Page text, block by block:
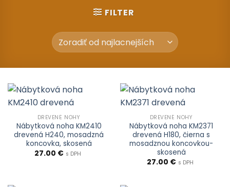
FILTER
DREVENÉ NOHY
Nábytková noha KM2410
drevená H240, mosadzná
koncovka, skosená
27.00 € s DPH
DREVENÉ NOHY
Nábytková noha KM2371
drevená H180, čierna s
mosadznou koncovkou-
skosená
27.00 € s DPH